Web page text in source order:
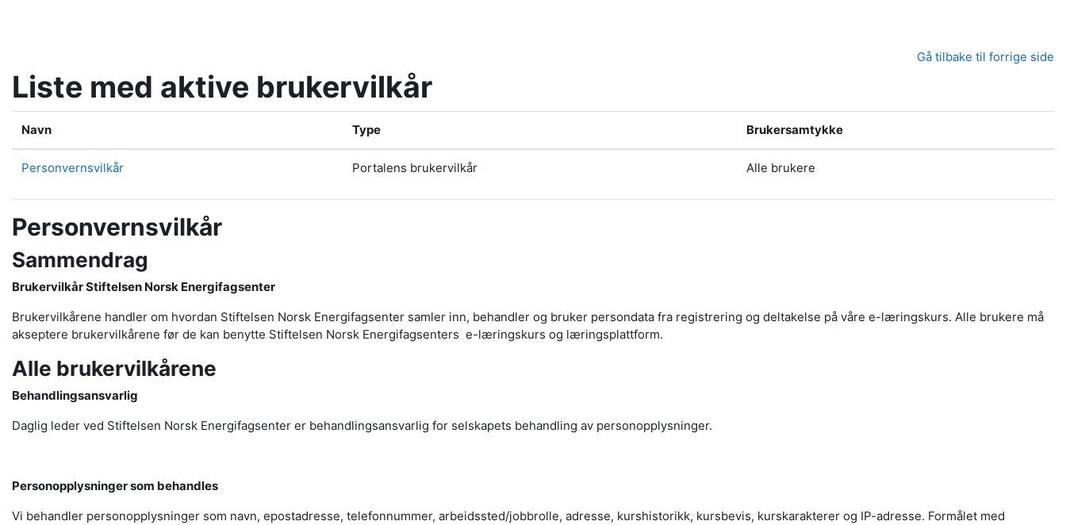
Gå tilbake til forrige side
Liste med aktive brukervilkår
Navn Type Brukersamtykke
Personvernsvilkår Portalens brukervilkår Alle brukere
Personvernsvilkår
Sammendrag
BrukervilkårStiftelsen Norsk Energifagsenter
Brukervilkårene handler om hvordan Stiftelsen Norsk Energifagsenter samler inn, behandler og bruker persondata fra registrering og deltakelse på våre e-læringskurs. Alle brukere må
akseptere brukervilkårene før de kan benytte Stiftelsen Norsk Energifagsenters e-læringskurs og læringsplattform.
Alle brukervilkårene
Behandlingsansvarlig
Daglig leder ved Stiftelsen Norsk Energifagsenter er behandlingsansvarlig for selskapets behandling av personopplysninger.
Personopplysninger som behandles
Vi behandler personopplysninger som navn, epostadresse, telefonnummer, arbeidssted/jobbrolle, adresse, kurshistorikk, kursbevis, kurskarakterer og IP-adresse. Formålet med